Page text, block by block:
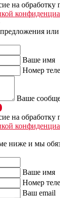
на
Ваше имя
Номер
Ваше
на
ниже и мы
Ваше имя
Номер
Ваш email